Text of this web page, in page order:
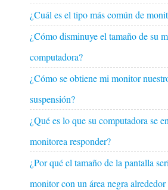
¿Cuál es el tipo más común de
¿Cómo disminuye el tamaño de su
computadora?
¿Cómo se obtiene mi monitor
suspensión?
¿Qué es lo que su computadora se
monitorea responder?
¿Por qué el tamaño de la pantalla
monitor con un área negra